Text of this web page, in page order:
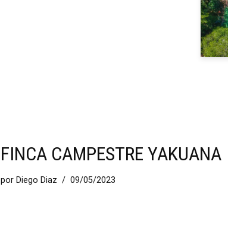
FINCA CAMPESTRE YAKUANA
por Diego Diaz 09/05/2023